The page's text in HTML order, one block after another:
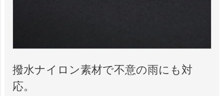
撥水ナイロン素材で不意の雨にも対
応。